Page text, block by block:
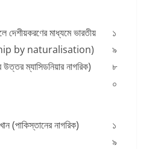
দেশীয়করণের মাধ্যমে ভারতীয়
by naturalisation)
ম্যাসিডনিয়ার নাগরিক)
১
৯
৮
০
(পাকিস্তানের নাগরিক)
১
৯